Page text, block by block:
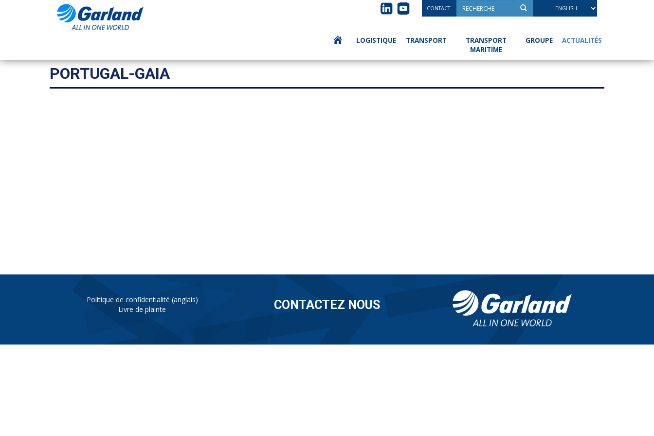
CONTACT
LOGISTIQUE TRANSPORT
TRANSPORT
MARITIME
GROUPE ACTUALITÉS
PORTUGAL-GAIA
CONTACTEZ NOUS
Politique de confidentialité (anglais)
Livre de plainte